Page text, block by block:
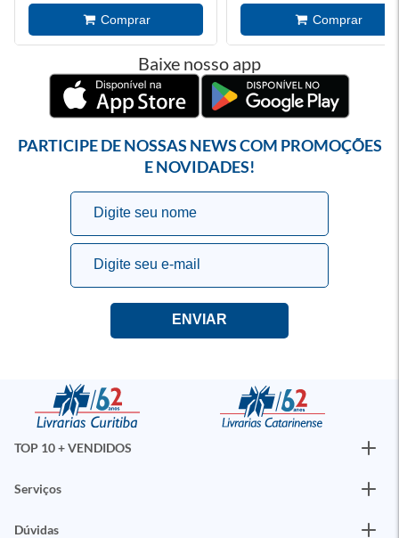
Baixe nosso app
PARTICIPE DE NOSSAS NEWS COM PROMOÇÕES
E NOVIDADES!
TOP 10 + VENDIDOS
Serviços
Dúvidas